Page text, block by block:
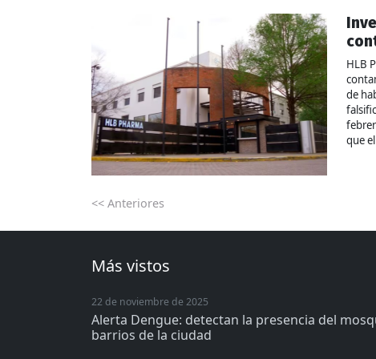
HLB
de
que
<< Anteriores
Más vistos
22 de noviembre de 2025
Alerta Dengue: detectan la presencia del
barrios de la ciudad